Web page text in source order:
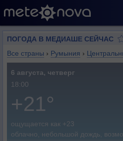
ПОГОДА В МЕДИАШЕ СЕЙЧАС
Все страны › Румыния ›
6 августа, четверг
18:00
+21°
ощущается как +23
облачно, небольшой дождь,